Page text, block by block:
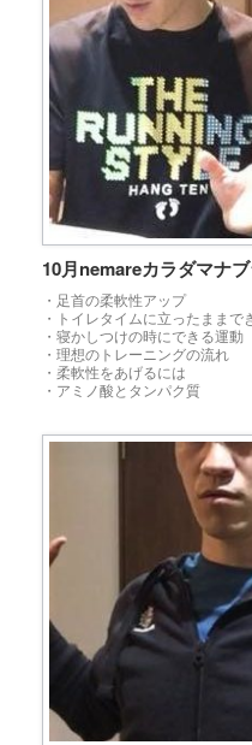
10月nemareカラダマナ
・足首の柔軟性アップ
・トイレタイムに立ったままで
・寝かしつけの時にできる運動
・理想のトレーニングの流れ
・柔軟性をあげるには
・アミノ酸とタンパク質